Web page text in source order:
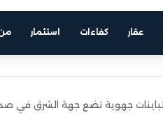
عقار كفاءات استثمار